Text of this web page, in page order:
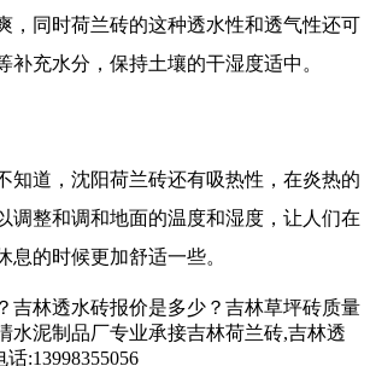
，同时荷兰砖的这种透水性和透气性还可
补充水分，保持土壤的干湿度适中。
知道，沈阳荷兰砖还有吸热性，在炎热的
调整和调和地面的温度和湿度，让人们在
息的时候更加舒适一些。
吉林透水砖报价是多少？吉林草坪砖质量
水泥制品厂专业承接吉林荷兰砖,吉林透
:13998355056